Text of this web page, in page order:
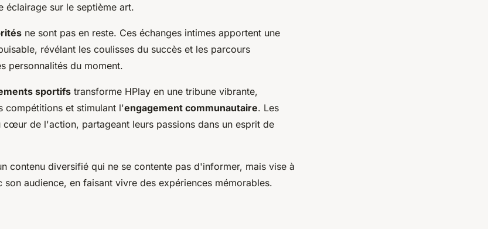
sur le septième art.
ne sont pas en reste. Ces échanges intimes apportent une
révélant les coulisses du succès et les parcours
personnalités du moment.
sportifs transforme HPlay en une tribune vibrante,
compétitions et stimulant l'engagement communautaire. Les
cœur de l'action, partageant leurs passions dans un esprit de
contenu diversifié qui ne se contente pas d'informer, mais vise à
son audience, en faisant vivre des expériences mémorables.